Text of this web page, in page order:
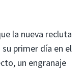
la nueva recluta
primer día en el
un engranaje